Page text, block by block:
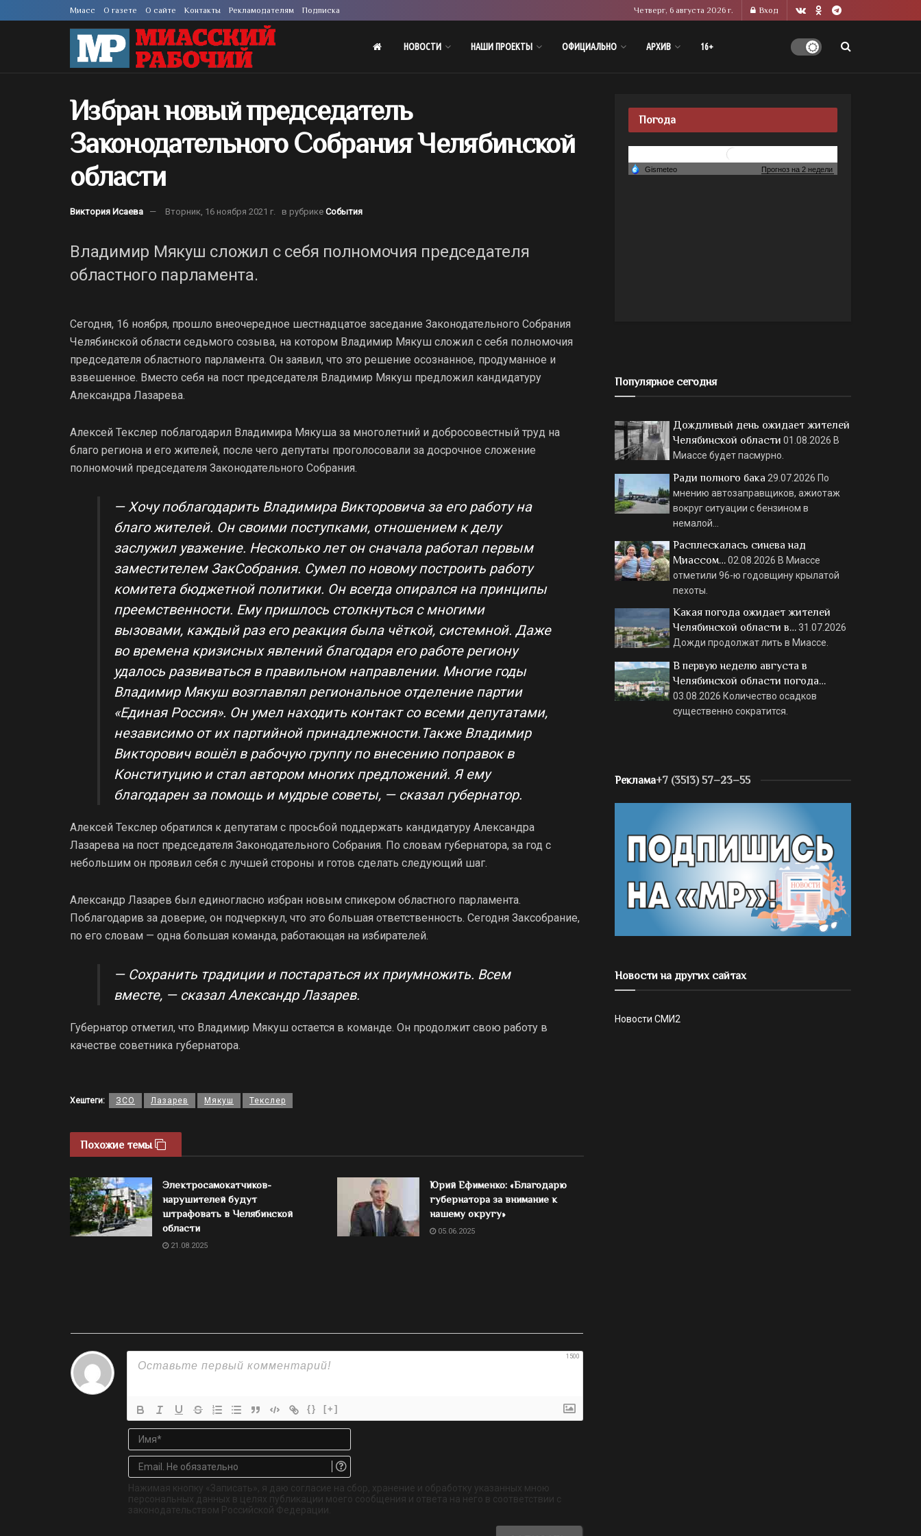
Миасс О газете О сайте Контакты Рекламодателям Подписка Четверг, 6 августа 2026 г. Вход
НОВОСТИ НАШИ ПРОЕКТЫ ОФИЦИАЛЬНО АРХИВ 16+
Избран новый председатель
Законодательного Собрания Челябинской
области
Виктория Исаева Вторник, 16 ноября 2021 г. в рубрике События
Владимир Мякуш сложил с себя полномочия председателя
областного парламента.
Сегодня, 16 ноября, прошло внеочередное шестнадцатое заседание Законодательного Собрания
Челябинской области седьмого созыва, на котором Владимир Мякуш сложил с себя полномочия
председателя областного парламента. Он заявил, что это решение осознанное, продуманное и
взвешенное. Вместо себя на пост председателя Владимир Мякуш предложил кандидатуру
Александра Лазарева.
Алексей Текслер поблагодарил Владимира Мякуша за многолетний и добросовестный труд на
благо региона и его жителей, после чего депутаты проголосовали за досрочное сложение
полномочий председателя Законодательного Собрания.
— Хочу поблагодарить Владимира Викторовича за его работу на
благо жителей. Он своими поступками, отношением к делу
заслужил уважение. Несколько лет он сначала работал первым
заместителем ЗакСобрания. Сумел по новому построить работу
комитета бюджетной политики. Он всегда опирался на принципы
преемственности. Ему пришлось столкнуться с многими
вызовами, каждый раз его реакция была чёткой, системной. Даже
во времена кризисных явлений благодаря его работе региону
удалось развиваться в правильном направлении. Многие годы
Владимир Мякуш возглавлял региональное отделение партии
«Единая Россия». Он умел находить контакт со всеми депутатами,
независимо от их партийной принадлежности.Также Владимир
Викторович вошёл в рабочую группу по внесению поправок в
Конституцию и стал автором многих предложений. Я ему
благодарен за помощь и мудрые советы, — сказал губернатор.
Алексей Текслер обратился к депутатам с просьбой поддержать кандидатуру Александра
Лазарева на пост председателя Законодательного Собрания. По словам губернатора, за год с
небольшим он проявил себя с лучшей стороны и готов сделать следующий шаг.
Александр Лазарев был единогласно избран новым спикером областного парламента.
Поблагодарив за доверие, он подчеркнул, что это большая ответственность. Сегодня Заксобрание,
по его словам — одна большая команда, работающая на избирателей.
— Сохранить традиции и постараться их приумножить. Всем
вместе, — сказал Александр Лазарев.
Губернатор отметил, что Владимир Мякуш остается в команде. Он продолжит свою работу в
качестве советника губернатора.
Хештеги: ЗСО Лазарев Мякуш Текслер
Похожие темы
Электросамокатчиков-
нарушителей будут
штрафовать в Челябинской
области
21.08.2025
Юрий Ефименко: «Благодарю
губернатора за внимание к
нашему округу»
05.06.2025
1500
{} [+]
Имя*
Email.
обязательно
Нажимая кнопку «Записать», я даю согласие на сбор, хранение и обработку указанных мною
персональных данных в целях публикации моего сообщения и ответа на него в соответствии с
законодательством Российской Федерации.
Погода
Популярное сегодня
Дождливый день ожидает жителей
Челябинской области 01.08.2026 В
Миассе будет пасмурно.
Ради полного бака 29.07.2026 По
мнению автозаправщиков, ажиотаж
вокруг ситуации с бензином в
немалой…
Расплескалась синева над
Миассом…02.08.2026 В Миассе
отметили 96-ю годовщину крылатой
пехоты.
Какая погода ожидает жителей
Челябинской области в…31.07.2026
Дожди продолжат лить в Миассе.
В первую неделю августа в
Челябинской области погода…
03.08.2026 Количество осадков
существенно сократится.
Реклама+7 (3513) 57–23–55
Новости на других сайтах
Новости СМИ2